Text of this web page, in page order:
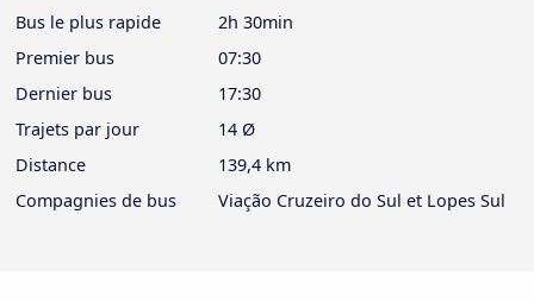
Bus le plus rapide
2h 30min
Premier bus
07:30
Dernier bus
17:30
Trajets par jour
14 Ø
Distance
139,4 km
Compagnies de bus
Viação Cruzeiro do Sul et Lopes Sul